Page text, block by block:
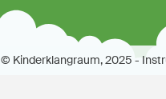
© Kinderklangraum, 2025 -